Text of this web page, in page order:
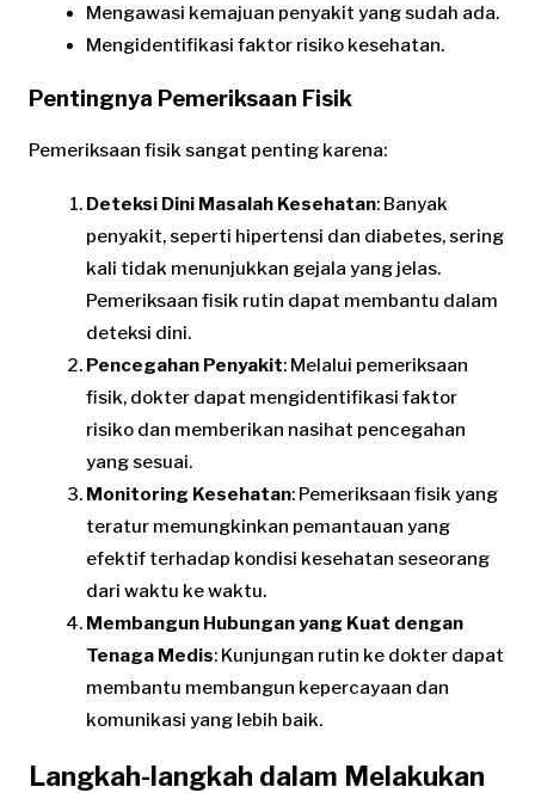
Mengawasi kemajuan penyakit yang sudah ada.
Mengidentifikasi faktor risiko kesehatan.
Pentingnya Pemeriksaan Fisik
Pemeriksaan fisik sangat penting karena:
Deteksi Dini Masalah Kesehatan: Banyak
penyakit, seperti hipertensi dan diabetes, sering
kali tidak menunjukkan gejala yang jelas.
Pemeriksaan fisik rutin dapat membantu dalam
deteksi dini.
Pencegahan Penyakit: Melalui pemeriksaan
fisik, dokter dapat mengidentifikasi faktor
risiko dan memberikan nasihat pencegahan
yang sesuai.
Monitoring Kesehatan: Pemeriksaan fisik yang
teratur memungkinkan pemantauan yang
efektif terhadap kondisi kesehatan seseorang
dari waktu ke waktu.
Membangun Hubungan yang Kuat dengan
Tenaga Medis: Kunjungan rutin ke dokter dapat
membantu membangun kepercayaan dan
komunikasi yang lebih baik.
Langkah-langkah dalam Melakukan